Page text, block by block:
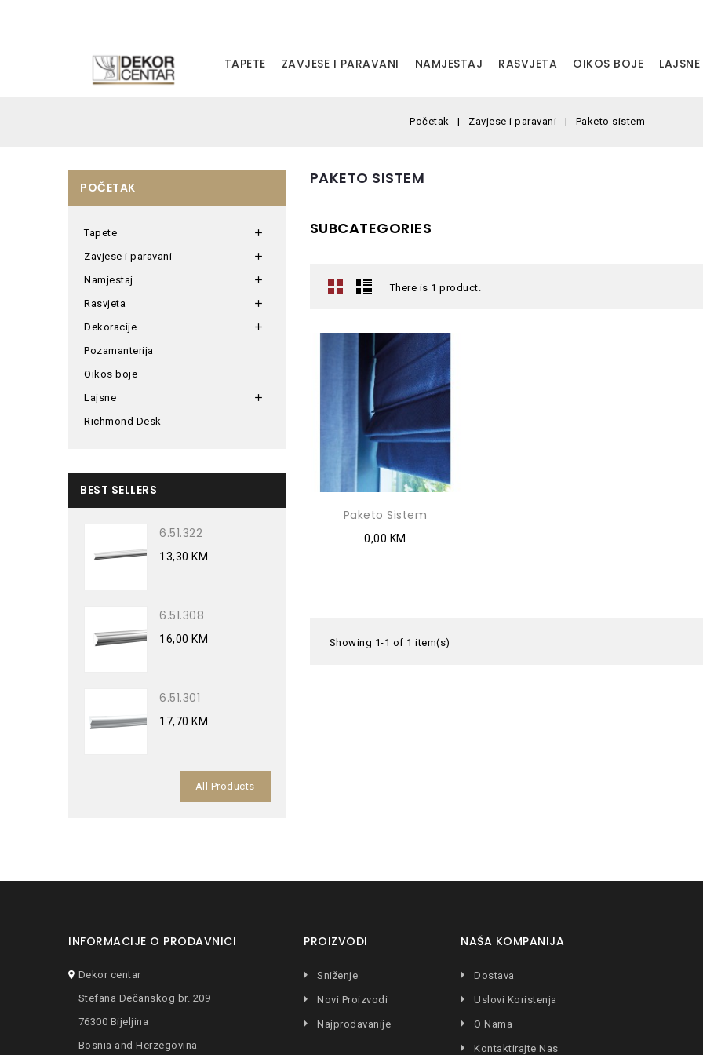
TAPETE ZAVJESE I PARAVANI NAMJESTAJ RASVJETA OIKOS BOJE LAJSNE
Početak Zavjese i paravani Paketo sistem
POČETAK
Tapete

Zavjese i paravani

Namjestaj

Rasvjeta

Dekoracije

Pozamanterija
Oikos boje
Lajsne

Richmond Desk
BEST SELLERS
6.51.322
13,30 KM
6.51.308
16,00 KM
6.51.301
17,70 KM
All Products
PAKETO SISTEM
SUBCATEGORIES
There is 1 product.
Paketo Sistem
0,00 KM
Showing 1-1 of 1 item(s)
INFORMACIJE O PRODAVNICI
Dekor centar
Stefana Dečanskog br. 209
76300 Bijeljina
Bosnia and Herzegovina
PROIZVODI
Sniženje
Novi Proizvodi
Najprodavanije
NAŠA KOMPANIJA
Dostava
Uslovi Koristenja
O Nama
Kontaktirajte Nas